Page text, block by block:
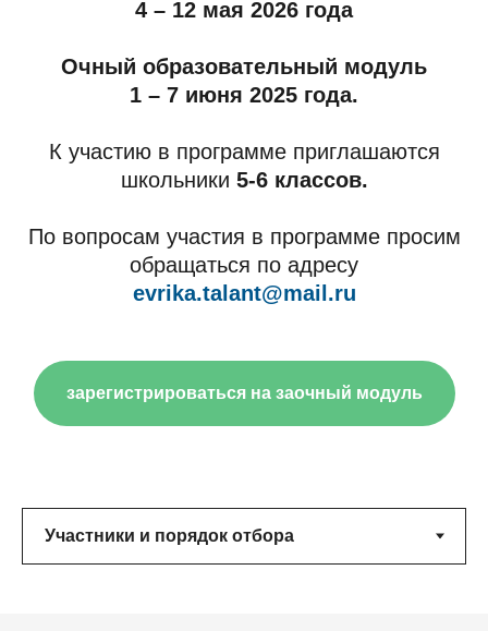
4 – 12 мая 2026 года
Очный образовательный модуль
1 – 7 июня 2025 года.
К участию в программе приглашаются
школьники 5-6 классов.
По вопросам участия в программе просим
обращаться по адресу
evrika.talant@mail.ru
зарегистрироваться на заочный модуль